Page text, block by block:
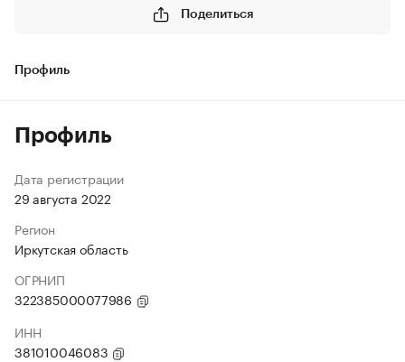
Поделиться
Профиль
Профиль
Дата регистрации
29 августа 2022
Регион
Иркутская область
ОГРНИП
322385000077986
ИНН
381010046083